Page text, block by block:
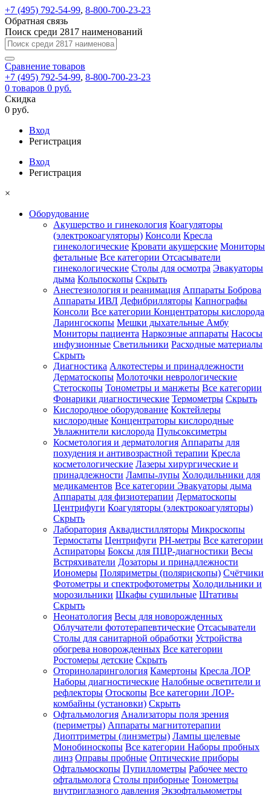
+7 (495) 792-54-99, 8-800-700-23-23
Обратная связь
Поиск среди 2817 наименований
Сравнение товаров
+7 (495) 792-54-99, 8-800-700-23-23
0 товаров 0 руб.
Скидка
0 руб.
Вход
Регистрация
Вход
Регистрация
×
Оборудование
Акушерство и гинекология Коагуляторы
(электрокоагуляторы) Консоли Кресла
гинекологические Кровати акушерские Мониторы
фетальные Все категории Отсасыватели
гинекологические Столы для осмотра Эвакуаторы
дыма Кольпоскопы Скрыть
Анестезиология и реанимация Аппараты Боброва
Аппараты ИВЛ Дефибрилляторы Капнографы
Консоли Все категории Концентраторы кислорода
Ларингоскопы Мешки дыхательные Амбу
Мониторы пациента Наркозные аппараты Насосы
инфузионные Светильники Расходные материалы
Скрыть
Диагностика Алкотестеры и принадлежности
Дерматоскопы Молоточки неврологические
Стетоскопы Тонометры и манжеты Все категории
Фонарики диагностические Термометры Скрыть
Кислородное оборудование Коктейлеры
кислородные Концентраторы кислородные
Увлажнители кислорода Пульсоксиметры
Косметология и дерматология Аппараты для
похудения и антивозрастной терапии Кресла
косметологические Лазеры хирургические и
принадлежности Лампы-лупы Холодильники для
медикаментов Все категории Эвакуаторы дыма
Аппараты для физиотерапии Дерматоскопы
Центрифуги Коагуляторы (электрокоагуляторы)
Скрыть
Лаборатория Аквадистилляторы Микроскопы
Термостаты Центрифуги PH-метры Все категории
Аспираторы Боксы для ПЦР-диагностики Весы
Встряхиватели Дозаторы и принадлежности
Иономеры Поляриметры (полярископы) Счётчики
Фотометры и спектрофотометры Холодильники и
морозильники Шкафы сушильные Штативы
Скрыть
Неонатология Весы для новорожденных
Облучатели фототерапевтические Отсасыватели
Столы для санитарной обработки Устройства
обогрева новорожденных Все категории
Ростомеры детские Скрыть
Оториноларингология Камертоны Кресла ЛОР
Наборы диагностические Налобные осветители и
рефлекторы Отоскопы Все категории ЛОР-
комбайны (установки) Скрыть
Офтальмология Анализаторы поля зрения
(периметры) Аппараты магнитотерапии
Диоптриметры (линзметры) Лампы щелевые
Монобиноскопы Все категории Наборы пробных
линз Оправы пробные Оптические приборы
Офтальмоскопы Пупиллометры Рабочее место
офтальмолога Столы приборные Тонометры
внутриглазного давления Экзофтальмометры